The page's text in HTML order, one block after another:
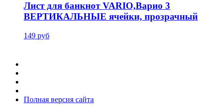
Лист для банкнот VARIO,Варио 3
ВЕРТИКАЛЬНЫЕ ячейки, прозрачный
149 руб
Полная версия сайта